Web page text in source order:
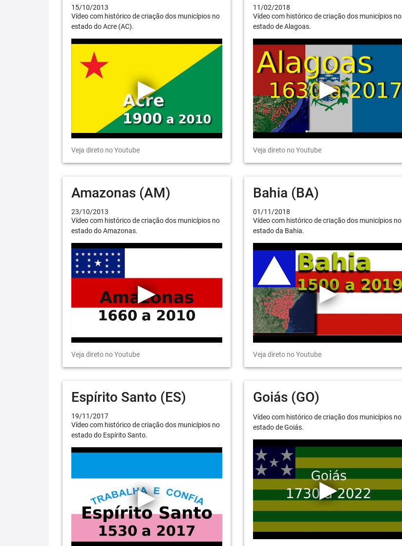
15/10/2013
Vídeo com histórico de criação dos municípios no
estado do Acre (AC).
Veja direto no Youtube
11/02/2018
Vídeo com histórico de criação dos municípios no
estado de Alagoas.
Veja direto no Youtube
Amazonas (AM)
23/10/2013
Vídeo com histórico de criação dos municípios no
estado do Amazonas.
Veja direto no Youtube
Bahia (BA)
01/11/2018
Vídeo com histórico de criação dos municípios no
estado da Bahia.
Veja direto no Youtube
Espírito Santo (ES)
19/11/2017
Vídeo com histórico de criação dos municípios no
estado do Espírito Santo.
Goiás (GO)
Vídeo com histórico de criação dos municípios no
estado de Goiás.